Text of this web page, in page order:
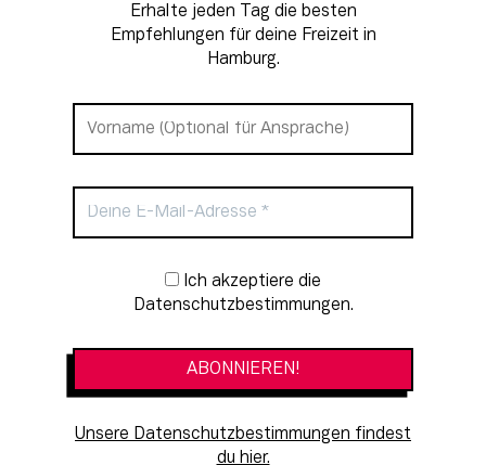
Erhalte jeden Tag die besten
Empfehlungen für deine Freizeit in
Hamburg.
Newsletter-Anmeldung
Datenschutzbestimmungen.
Unsere Datenschutzbestimmungen findest
du hier.